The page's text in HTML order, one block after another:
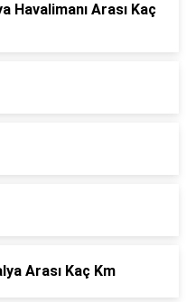
Havalimanı Arası Kaç
Arası Kaç Km